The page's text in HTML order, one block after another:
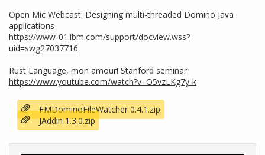
Open Mic Webcast: Designing multi-threaded Domino Java
applications
https://www-01.ibm.com/support/docview.wss?
uid=swg27037716
Rust Language, mon amour! Stanford seminar
https://www.youtube.com/watch?v=O5vzLKg7y-k
FMDominoFileWatcher 0.4.1.zip
JAddin 1.3.0.zip